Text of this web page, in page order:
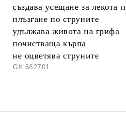
създава усещане за лекота
плъзгане по струните
удължава живота на грифа
почистваща кърпа
не оцветява струните
GK 662701